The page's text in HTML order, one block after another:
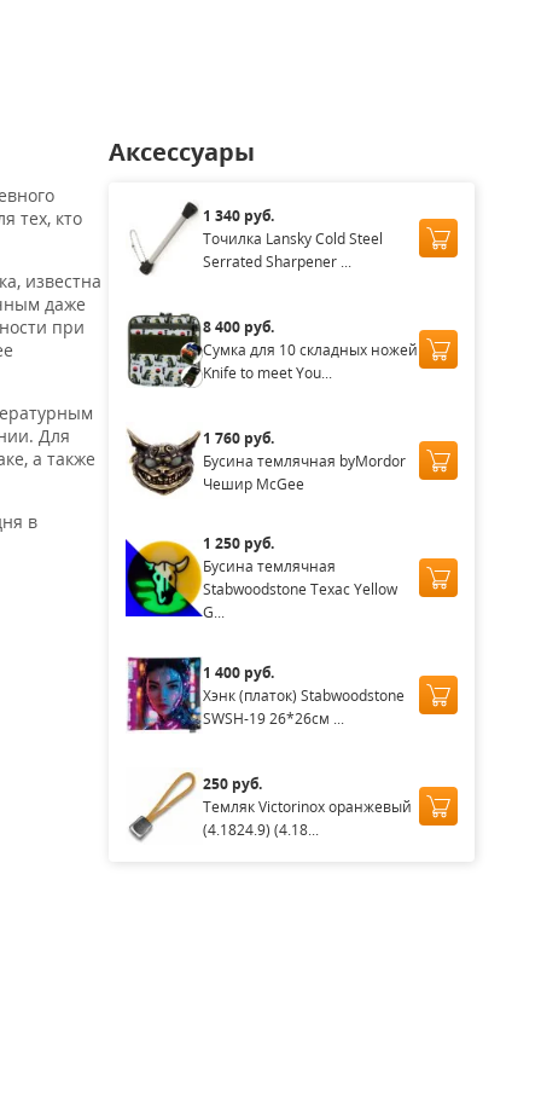
тех, кто
известна
даже
при
Для
а также
в
Аксессуары
1 340 руб.
Точилка Lansky Cold Steel
Serrated Sharpener ...
8 400 руб.
Сумка для 10 складных ножей
Knife to meet You...
1 760 руб.
Бусина темлячная byMordor
Чешир McGee
1 250 руб.
Бусина темлячная
Stabwoodstone Техас Yellow
G...
1 400 руб.
Хэнк (платок) Stabwoodstone
SWSH-19 26*26см ...
250 руб.
Темляк Victorinox оранжевый
(4.1824.9) (4.18...